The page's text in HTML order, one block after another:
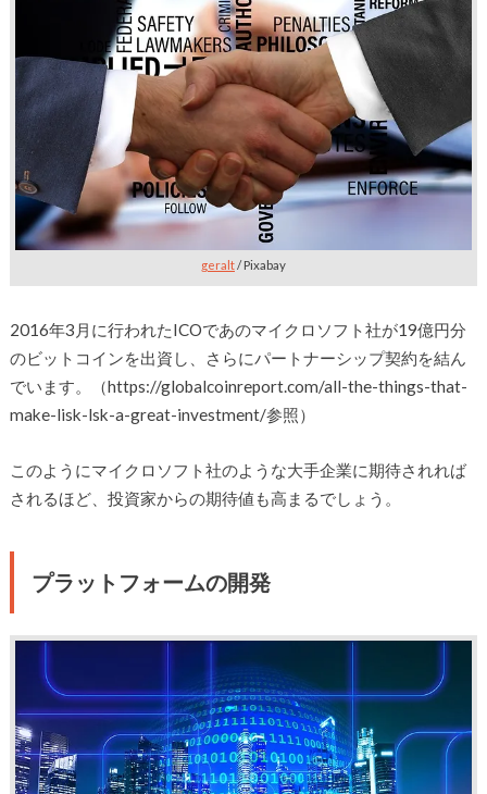
geralt/ Pixabay
2016年3月に行われたICOであのマイクロソフト社が19億円分
のビットコインを出資し、さらにパートナーシップ契約を結ん
でいます。（https://globalcoinreport.com/all-the-things-that-
make-lisk-lsk-a-great-investment/参照）
このようにマイクロソフト社のような大手企業に期待されれば
されるほど、投資家からの期待値も高まるでしょう。
プラットフォームの開発